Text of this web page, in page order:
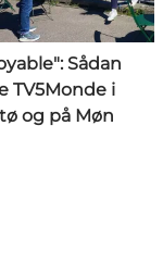
Sådan
TV5Monde i
og på Møn